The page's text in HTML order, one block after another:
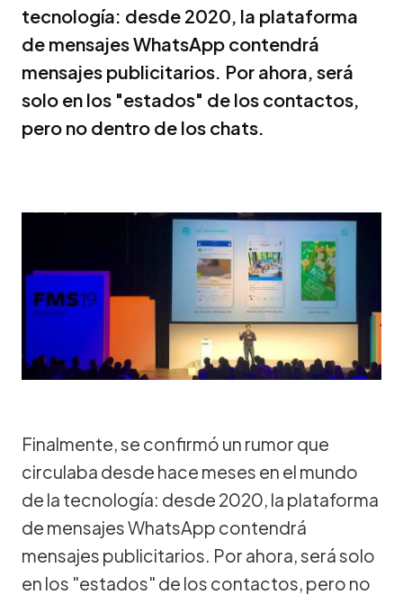
tecnología: desde 2020, la plataforma
de mensajes WhatsApp contendrá
mensajes publicitarios. Por ahora, será
solo en los "estados" de los contactos,
pero no dentro de los chats.
Finalmente, se confirmó un rumor que
circulaba desde hace meses en el mundo
de la tecnología: desde 2020, la plataforma
de mensajes WhatsApp contendrá
mensajes publicitarios. Por ahora, será solo
en los "estados" de los contactos, pero no